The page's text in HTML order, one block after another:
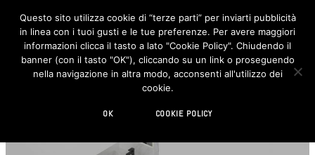
F
c
e
b
o
I
n
s
t
Questo sito utilizza cookie di “terze parti” per inviarti pubblicità
in linea con i tuoi gusti e le tue preferenze. Per avere maggiori
informazioni clicca il tasto a lato "Cookie Policy". Chiudendo il
banner (con il tasto "OK"), cliccando su un link o proseguendo
nella navigazione in altra modo, acconsenti all'utilizzo dei
cookie.
OK COOKIE POLICY